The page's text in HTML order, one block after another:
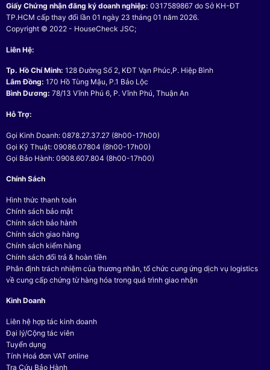
Giấy Chứng nhận đăng ký doanh nghiệp: 0317589867 do Sở KH-ĐT
TP.HCM cấp thay đổi lần 01 ngày 23 tháng 01 năm 2026.
Copyright © 2022 - HouseCheck JSC;
Liên Hệ:
Tp. Hồ Chí Minh: 128 Đường Số 2, KĐT Vạn Phúc,P. Hiệp Bình
Lâm Đồng: 170 Hồ Tùng Mậu, P.1 Bảo Lộc
Bình Dương: 78/13 Vĩnh Phú 6, P. Vĩnh Phú, Thuận An
Hỗ Trợ:
Gọi Kinh Doanh: 0878.27.37.27 (8h00-17h00)
Gọi Kỹ Thuật: 09086.07804 (8h00-17h00)
Gọi Bảo Hành: 0908.607.804 (8h00-17h00)
Chính Sách
Hình thức thanh toán
Chính sách bảo mật
Chính sách bảo hành
Chính sách giao hàng
Chính sách kiểm hàng
Chính sách đổi trả & hoàn tiền
Phân định trách nhiệm của thương nhân, tổ chức cung ứng dịch vụ logistics
về cung cấp chứng từ hàng hóa trong quá trình giao nhận
Kinh Doanh
Liên hệ hợp tác kinh doanh
Đại lý/Cộng tác viên
Tuyển dụng
Tính Hoá đơn VAT online
Tra Cứu Bảo Hành